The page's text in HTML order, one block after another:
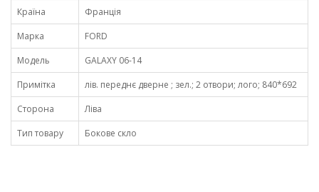
Країна
Франція
Марка
FORD
Модель
GALAXY 06-14
Примітка
лів. переднє дверне ; зел.; 2 отвори; лого; 840*692
Сторона
Ліва
Тип товару
Бокове скло